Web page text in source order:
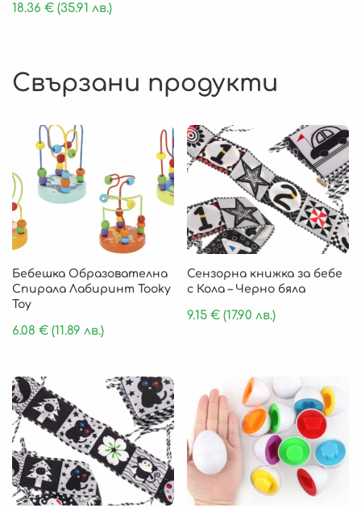
18.36 € (35.91 лв.)
Свързани продукти
Бебешка Образователна
Спирала Лабиринт Tooky
Toy
6.08 € (11.89 лв.)
Сензорна книжка за бебе
с Кола – Черно бяла
9.15€ (17.90 лв.)